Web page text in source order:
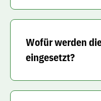
Wofür werden
eingesetzt?